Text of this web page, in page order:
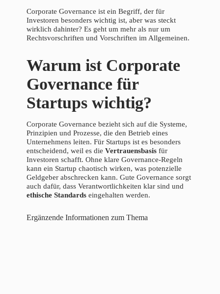
Corporate Governance ist ein Begriff, der für
Investoren besonders wichtig ist, aber was steckt
wirklich dahinter? Es geht um mehr als nur um
Rechtsvorschriften und Vorschriften im Allgemeinen.
Warum ist Corporate
Governance für
Startups wichtig?
Corporate Governance bezieht sich auf die Systeme,
Prinzipien und Prozesse, die den Betrieb eines
Unternehmens leiten. Für Startups ist es besonders
entscheidend, weil es die Vertrauensbasis für
Investoren schafft. Ohne klare Governance-Regeln
kann ein Startup chaotisch wirken, was potenzielle
Geldgeber abschrecken kann. Gute Governance sorgt
auch dafür, dass Verantwortlichkeiten klar sind und
ethische Standards eingehalten werden.
Ergänzende Informationen zum Thema